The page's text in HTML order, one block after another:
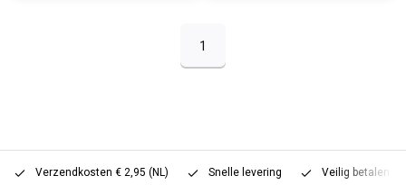
1
Verzendkosten € 2,95 (NL) Snelle levering Veilig betalen